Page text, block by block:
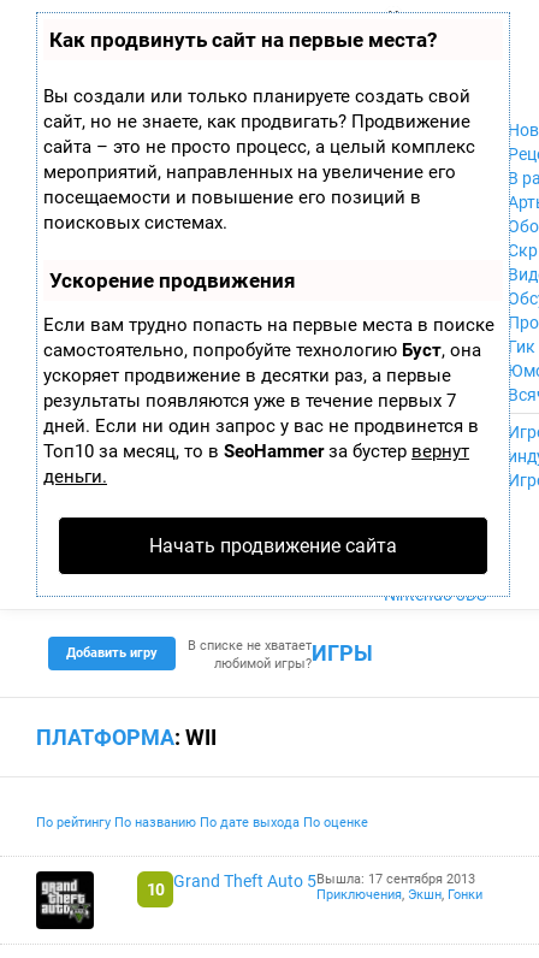
Как продвинуть сайт на первые места?
Вы создали или только планируете создать свой
сайт, но не знаете, как продвигать? Продвижение
сайта – это не просто процесс, а целый комплекс
мероприятий, направленных на увеличение его
посещаемости и повышение его позиций в
поисковых системах.
Ускорение продвижения
Если вам трудно попасть на первые места в поиске
самостоятельно, попробуйте технологию Буст, она
ускоряет продвижение в десятки раз, а первые
результаты появляются уже в течение первых 7
дней. Если ни один запрос у вас не продвинется в
Топ10 за месяц, то в SeoHammerза бустер вернут
деньги.
Начать продвижение сайта
играх
П
ла
ф
ор
м
ы
Xbox 360
Xbox
GameCube
PS2
PS3
Android
iPhone, iPod,
iPad
MacOS
Sega Mega Drive
NES
Wii U
PS4
Xbox One
Nintendo 3DS
В
Гик
Добавить игру
В списке не хватает
любимой игры?ИГРЫ
ПЛАТФОРМА: WII
По рейтингу По названию По дате выхода По оценке
10 Grand Theft Auto 5Вышла: 17 сентября 2013
Приключения, Экшн, Гонки